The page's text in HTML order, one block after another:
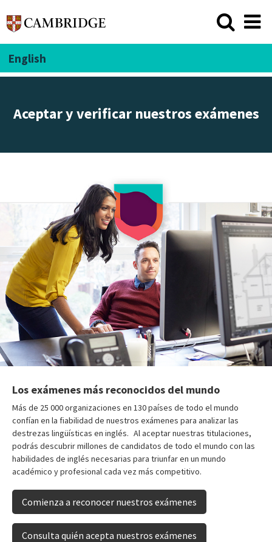
English
Aceptar y verificar nuestros exámenes
Los exámenes más reconocidos del mundo
Más de 25 000 organizaciones en 130 países de todo el mundo
confían en la fiabilidad de nuestros exámenes para analizar las
destrezas lingüísticas en inglés. Al aceptar nuestras titulaciones,
podrás descubrir millones de candidatos de todo el mundo con las
habilidades de inglés necesarias para triunfar en un mundo
académico y profesional cada vez más competitivo.
Comienza a reconocer nuestros exámenes
Consulta quién acepta nuestros exámenes